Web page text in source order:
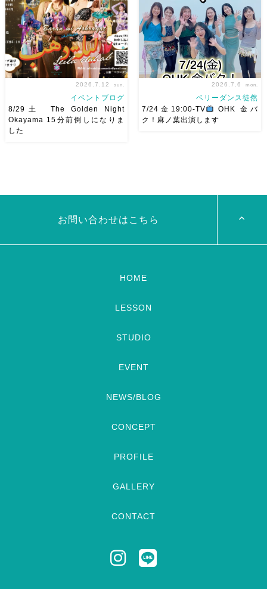
Show 】 Guest DancerTixi
[…]
河合くんが来てくれました
踊ってくれます♡ 東京から参
かしの曲をソロ踊ります […]
2026.7.12 sun.
イベントブログ
8/29土 The Golden Night
Okayama 15分前倒しになりま
した
ました
どんなふうに紹介され
ていただけるそう […]
2026.7.6 mon.
ベリーダンス徒然
7/24金19:00-TV
OHK 金バ
ク！麻ノ葉出演します
お問い合わせはこちら
HOME
LESSON
STUDIO
EVENT
NEWS/BLOG
CONCEPT
PROFILE
GALLERY
CONTACT